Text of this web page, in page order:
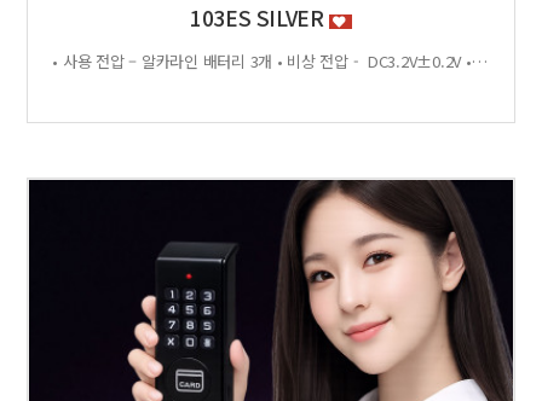
103ES SILVER
• 사용 전압 – 알카라인 배터리 3개 • 비상 전압 - DC3.2V±0.2V • 전력 소비량 – 정전류 : ≤30μA 동작전류 : ≤150 MA • 사용 환경 – 온도 : 0℃ ~ +70℃ 습도 : RH 20% ~ RH95%RH 사용방법 < 잠금방법 > - 비밀번호 4자리 숫자를 입력하면 문이 자동으로 잠깁니다. < 찾는방법> - 입력했던 비밀번호 4자리 숫자를 누르면 자동으로 문이 열립니다. - 비밀번호를 잊었을 경우 마스터키 사용 가능 특징 - 마스터키 10개까지 등록가능 - 버튼백라이트 - 배터리 방전 시 외부전원 공급기 사용가능 - 자동/수동 잠금 설정 가능 - 마스터 비밀번호 설정 가능 - 무음모드 가능 - 125Khz